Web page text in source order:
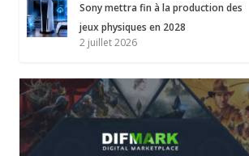
Sony mettra fin à la production des
jeux physiques en 2028
2 juillet 2026